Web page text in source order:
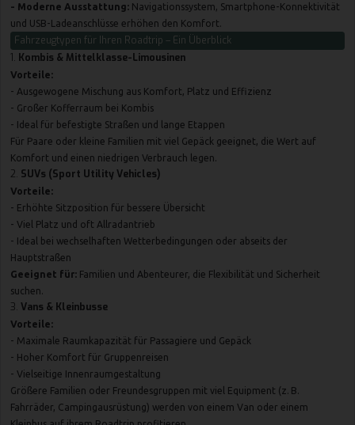
- Moderne Ausstattung: Navigationssystem, Smartphone-Konnektivität
und USB-Ladeanschlüsse erhöhen den Komfort.
Fahrzeugtypen für Ihren Roadtrip – Ein Überblick
1. Kombis & Mittelklasse-Limousinen
Vorteile:
- Ausgewogene Mischung aus Komfort, Platz und Effizienz
- Großer Kofferraum bei Kombis
- Ideal für befestigte Straßen und lange Etappen
Für Paare oder kleine Familien mit viel Gepäck geeignet, die Wert auf
Komfort und einen niedrigen Verbrauch legen.
2. SUVs (Sport Utility Vehicles)
Vorteile:
- Erhöhte Sitzposition für bessere Übersicht
- Viel Platz und oft Allradantrieb
- Ideal bei wechselhaften Wetterbedingungen oder abseits der
Hauptstraßen
Geeignet für: Familien und Abenteurer, die Flexibilität und Sicherheit
suchen.
3.Vans & Kleinbusse
Vorteile:
- Maximale Raumkapazität für Passagiere und Gepäck
- Hoher Komfort für Gruppenreisen
- Vielseitige Innenraumgestaltung
Größere Familien oder Freundesgruppen mit viel Equipment (z. B.
Fahrräder, Campingausrüstung) werden von einem Van oder einem